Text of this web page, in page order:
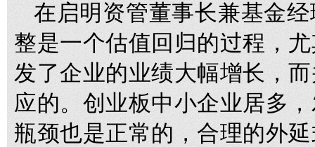
在启明资管董事长兼基金
整是一个估值回归的过程，
发了企业的业绩大幅增长，
应的。创业板中小企业居多
瓶颈也是正常的，合理的外